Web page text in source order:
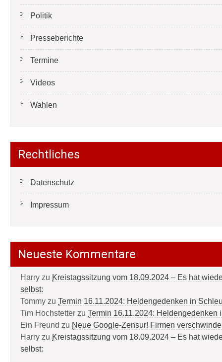
Politik
Presseberichte
Termine
Videos
Wahlen
Rechtliches
Datenschutz
Impressum
Neueste Kommentare
Harry zu Kreistagssitzung vom 18.09.2024 – Es hat
selbst:
Tommy zu Termin 16.11.2024: Heldengedenken in
Tim Hochstetter zu Termin 16.11.2024: Heldengedenken
Ein Freund zu Neue Google-Zensur! Firmen
Harry zu Kreistagssitzung vom 18.09.2024 – Es hat
selbst: